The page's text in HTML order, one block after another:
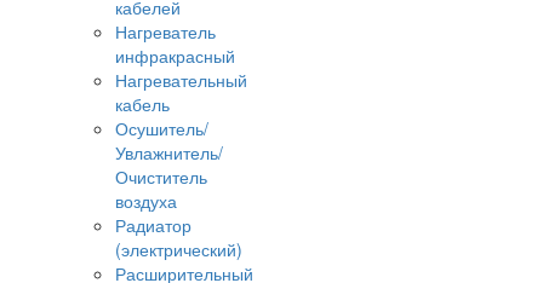
кабелей
Нагреватель
инфракрасный
Нагревательный
кабель
Осушитель/
Увлажнитель/
Очиститель
воздуха
Радиатор
(электрический)
Расширительный